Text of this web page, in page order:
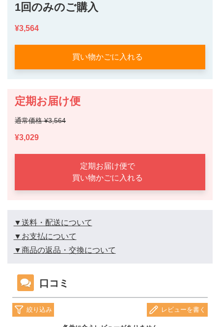
1回のみのご購入
¥3,564
買い物かごに入れる
定期お届け便
通常価格 ¥3,564
¥3,029
定期お届け便で
買い物かごに入れる
▼送料・配送について
▼お支払について
▼商品の返品・交換について